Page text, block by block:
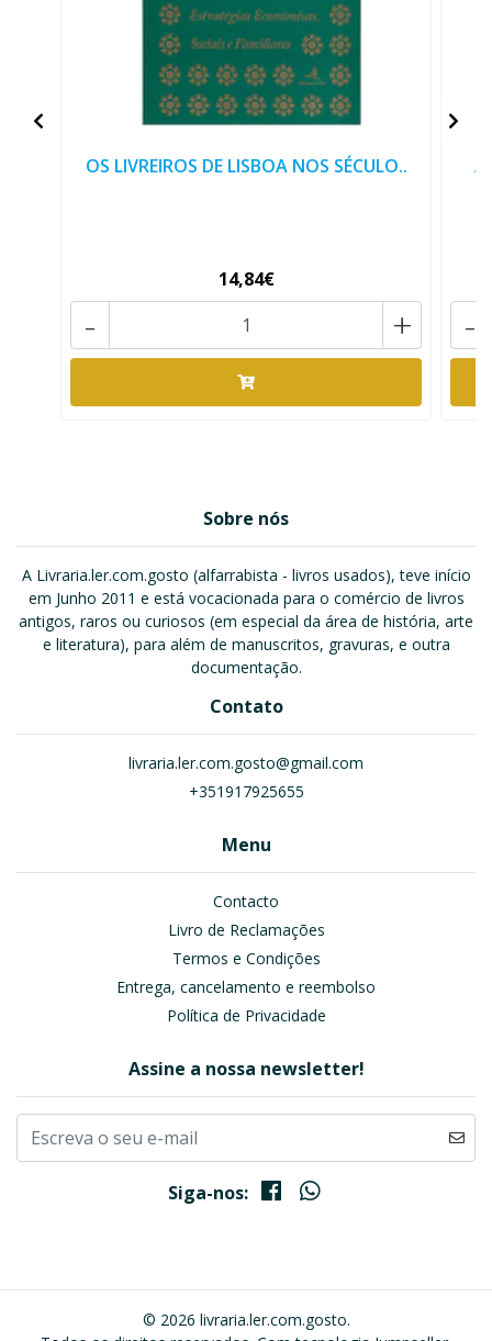
OS LIVREIROS DE LISBOA NOS SÉCULO..
14,84€
+
-
A
-
Sobre nós
A Livraria.ler.com.gosto (alfarrabista - livros usados), teve início
em Junho 2011 e está vocacionada para o comércio de livros
antigos, raros ou curiosos (em especial da área de história, arte
e literatura), para além de manuscritos, gravuras, e outra
documentação.
Contato
livraria.ler.com.gosto@gmail.com
+351917925655
Menu
Contacto
Livro de Reclamações
Termos e Condições
Entrega, cancelamento e reembolso
Política de Privacidade
Assine a nossa newsletter!
Siga-nos:
© 2026 livraria.ler.com.gosto.